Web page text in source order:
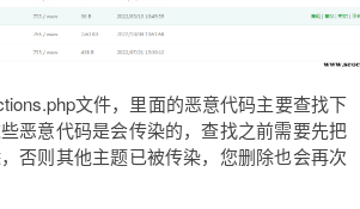
文件，里面的恶意代码主要查找下
恶意代码是会传染的，查找之前需要先把
否则其他主题已被传染，您删除也会再次